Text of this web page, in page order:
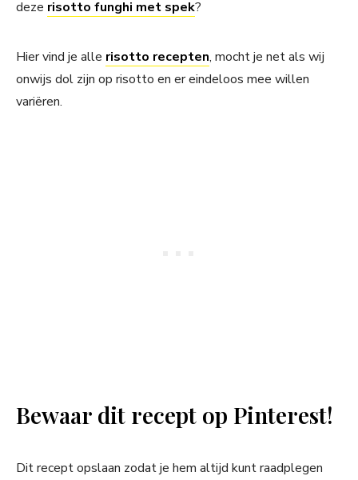
deze risotto funghi met spek?
Hier vind je alle risotto recepten, mocht je net als wij
onwijs dol zijn op risotto en er eindeloos mee willen
variëren.
Bewaar dit recept op Pinterest!
Dit recept opslaan zodat je hem altijd kunt raadplegen